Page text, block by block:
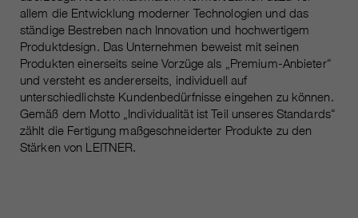
allem die Entwicklung moderner Technologien und das
ständige Bestreben nach Innovation und hochwertigem
Produktdesign. Das Unternehmen beweist mit seinen
Produkten einerseits seine Vorzüge als „Premium-Anbieter“
und versteht es andererseits, individuell auf
unterschiedlichste Kundenbedürfnisse eingehen zu können.
Gemäß dem Motto „Individualität ist Teil unseres Standards“
zählt die Fertigung maßgeschneiderter Produkte zu den
Stärken von LEITNER.
Zweck
Wird verwendet, um vor Spam zu
schützen, welches durch Spam-
Bots verursacht wird.
Name cookie_optin
Name
_ga, _gid, _gat, __utma, __utmb,
__utmc, __utmd, __utmz
Anbieter Google Analytics
Laufzeit
Mehrere - variieren zwischen 2
Jahren und 6 Monaten oder noch
kürzer.
Cookie-Informationen